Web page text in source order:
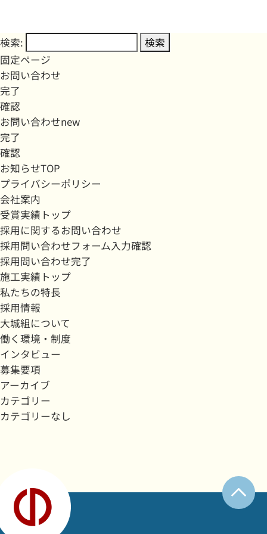
検索:
固定ページ
お問い合わせ
完了
確認
お問い合わせnew
完了
確認
お知らせTOP
プライバシーポリシー
会社案内
受賞実績トップ
採用に関するお問い合わせ
採用問い合わせフォーム入力確認
採用問い合わせ完了
施工実績トップ
私たちの特長
採用情報
大城組について
働く環境・制度
インタビュー
募集要項
アーカイブ
カテゴリー
カテゴリーなし